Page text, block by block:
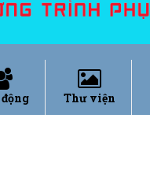
Thư viện